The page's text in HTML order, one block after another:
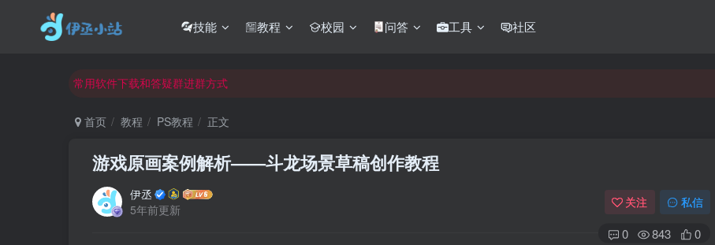
技能 教程 校园 问答 工具 社区
欢迎反馈网站中存在的问题和建议！
常用软件下载和答疑群进群方式
欢迎访问伊丞小站！
首页 教程 PS教程 正文
游戏原画案例解析——斗龙场景草稿创作教程
伊丞
5年前更新
关注 私信
0 843 0